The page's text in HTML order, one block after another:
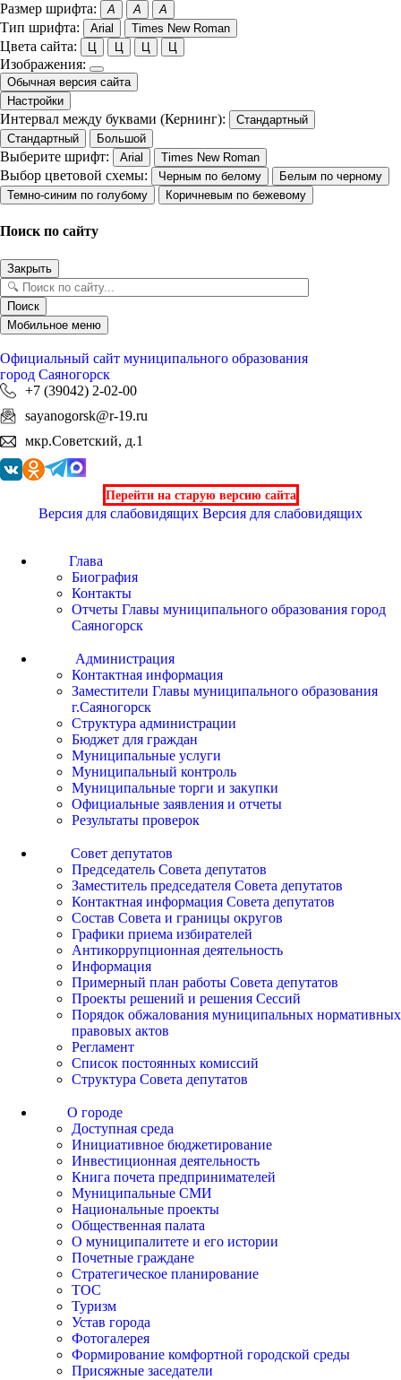
Размер шрифта: A A A
Тип шрифта: Arial Times New Roman
Цвета сайта: Ц Ц Ц Ц
Изображения:
Обычная версия сайта
Настройки
Интервал между буквами (Кернинг):
Стандартный
Стандартный
Большой
Выберите шрифт: Arial Times New Roman
Выбор цветовой схемы: Черным по белому
Белым по черному
Темно-синим по голубому
Коричневым по бежевому
Поиск по сайту
Закрыть
Поиск
Мобильное меню
Официальный сайт муниципального образования
город Саяногорск
+7 (39042) 2-02-00
sayanogorsk@r-19.ru
мкр.Советский, д.1
Перейти на старую версию сайта
Версия для слабовидящих Версия для слабовидящих
Глава
Биография
Контакты
Отчеты Главы муниципального образования город
Саяногорск
Администрация
Контактная информация
Заместители Главы муниципального образования
г.Саяногорск
Структура администрации
Бюджет для граждан
Муниципальные услуги
Муниципальный контроль
Муниципальные торги и закупки
Официальные заявления и отчеты
Результаты проверок
Совет депутатов
Председатель Совета депутатов
Заместитель председателя Совета депутатов
Контактная информация Совета депутатов
Состав Совета и границы округов
Графики приема избирателей
Антикоррупционная деятельность
Информация
Примерный план работы Совета депутатов
Проекты решений и решения Сессий
Порядок обжалования муниципальных нормативных
правовых актов
Регламент
Список постоянных комиссий
Структура Совета депутатов
О городе
Доступная среда
Инициативное бюджетирование
Инвестиционная деятельность
Книга почета предпринимателей
Муниципальные СМИ
Национальные проекты
Общественная палата
О муниципалитете и его истории
Почетные граждане
Стратегическое планирование
ТОС
Туризм
Устав города
Фотогалерея
Формирование комфортной городской среды
Присяжные заседатели